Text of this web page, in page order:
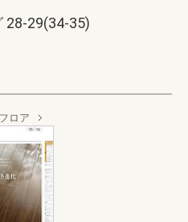
28-29(34-35)
ロア